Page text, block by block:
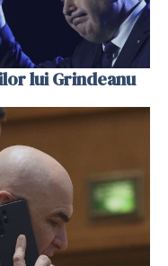
lui Grindeanu